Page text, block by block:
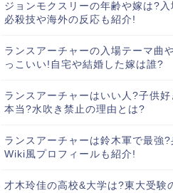
ジョンモクスリーの年齢や嫁は?入
必殺技や海外の反応も紹介!
ランスアーチャーの入場テーマ曲
っこいい!自宅や結婚した嫁は誰?
ランスアーチャーはいい人?子供好
本当?水吹き禁止の理由とは?
ランスアーチャーは鈴木軍で最強?
Wiki風プロフィールも紹介!
才木玲佳の高校&大学は?東大受験